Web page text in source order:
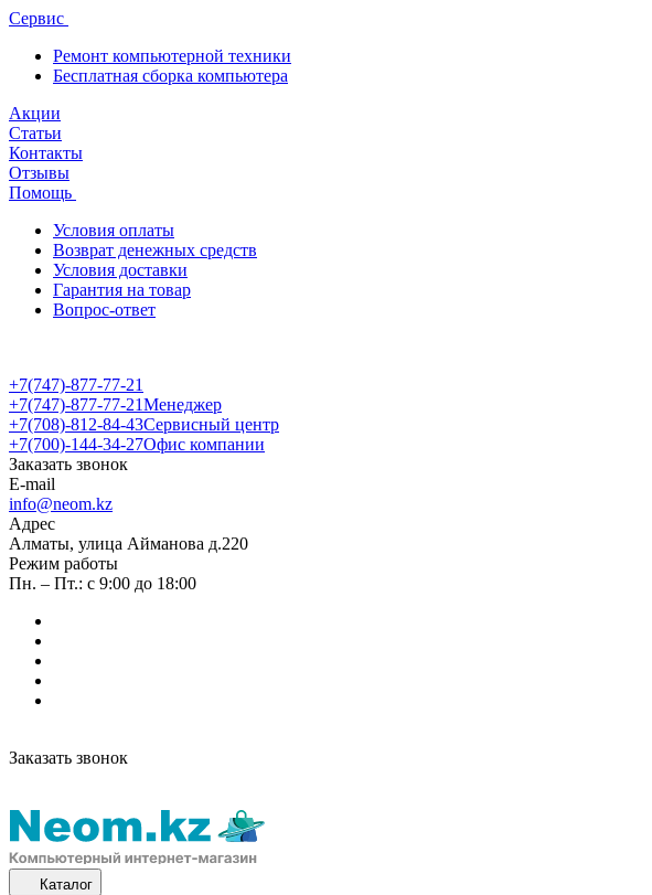
Сервис
Ремонт компьютерной техники
Бесплатная сборка компьютера
Акции
Статьи
Контакты
Отзывы
Помощь
Условия оплаты
Возврат денежных средств
Условия доставки
Гарантия на товар
Вопрос-ответ
+7(747)-877-77-21
+7(747)-877-77-21Менеджер
+7(708)-812-84-43Сервисный центр
+7(700)-144-34-27Офис компании
Заказать звонок
E-mail
info@neom.kz
Адрес
Алматы, улица Айманова д.220
Режим работы
Пн. – Пт.: с 9:00 до 18:00
Заказать звонок
Каталог